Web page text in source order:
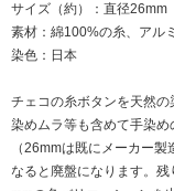
サイズ（約）：直径26mm
素材：綿100%の糸、アル
染色：日本
チェコの糸ボタンを天然の
染めムラ等も含めて手染め
（26mmは既にメーカー
なると廃盤になります。